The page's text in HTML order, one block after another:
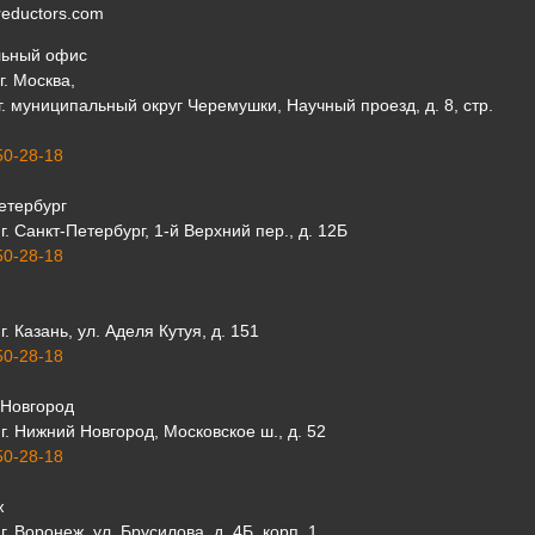
офис
Москва,
муниципальный округ Черемушки, Научный проезд, д. 8, стр.
28-18
Санкт-Петербург, 1-й Верхний пер., д. 12Б
28-18
Казань, ул. Аделя Кутуя, д. 151
28-18
Нижний Новгород, Московское ш., д. 52
28-18